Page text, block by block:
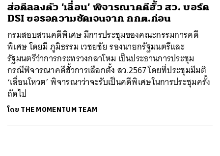
ส่อดีลลงตัว ‘เลื่อน’ พิจารณาคดีฮั้ว สว. บอร์ด
DSI ขอรอความชัดเจนจาก กกต.ก่อน
กรมสอบสวนคดีพิเศษ มีการประชุมของคณะกรรมการคดี
พิเศษ โดยมี ภูมิธรรม เวชยชัย รองนายกรัฐมนตรีและ
รัฐมนตรีว่าการกระทรวงกลาโหม เป็นประธานการประชุม
กรณีพิจารณาคดีฮั้วการเลือกตั้ง สว.2567 โดยที่ประชุมมีมติ
‘เลื่อนโหวต’ พิจารณาว่าจะรับเป็นคดีพิเศษในการประชุมครั้ง
ถัดไป
โดย THE MOMENTUM TEAM